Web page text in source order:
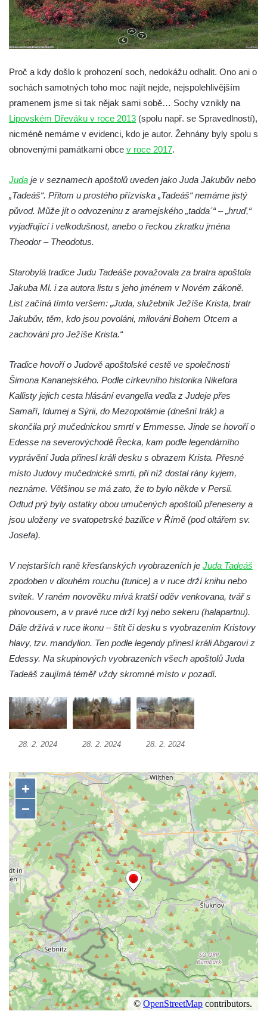
Socha Krista klesajícího pod křížem u
kostela svatého Mikuláše v Českých
Budějovicích
kostela svaté Rodiny v Českých
Budějovicích
Socha Tornádo v parku na Senovážném
Sousoší Humanoidi na Lannově třídě v
Českých Budějovicích
Pomník Vojtěcha Adalberta Lanny v parku
Na Sadech v Českých Budějovicích
Památník Otokara Mokrého v parku Na
Sadech v Českých Budějovicích
Pražské třídě v Českých Budějovicích
Socha Civilizovaní na Husově třídě v
Českých Budějovicích
Socha svatého Jana Nepomuckého Na
Sadech u Mlýnské stoky v Českých
Socha svatého Vincence Ferrerského na
nádvoří kláštera dominikánů v Českých
kláštera dominikánů v Českých
Budějovicích
Socha svatého Josefa na nádvoří kláštera
dominikánů v Českých Budějovicích
dominikánů v Českých Budějovicích
Budějovicích
Sousoší Kalvárie před klášterem
Českých Budějovicích
Semilech
Pamětní deska Tomáše Garrigue Masaryka
na radnici v Českých Budějovicích
Pamětní deska na biskupské rezidenci v
Českých Budějovicích
Pamětní deska Josefa Hloucha na
biskupské rezidenci v Českých
Budějovicích
Socha žáby u rybníčku na Náměstí v
Kamenném Újezdě
Pamětní kámen družebních obcí Kamenný
Újezd a Krauchthal v parku na Náměstí v
Kamenném Újezdě
Socha na náměstí J. V. Kamarýta ve
Proč a kdy došlo k prohození soch, nedokážu odhalit. Ono ani o
sochách samotných toho moc najít nejde, nejspolehlivějším
pramenem jsme si tak nějak sami sobě… Sochy vznikly na
Lipovském Dřeváku v roce 2013 (spolu např. se Spravedlností),
nicméně nemáme v evidenci, kdo je autor. Žehnány byly spolu s
obnovenými památkami obce v roce 2017.
Juda je v seznamech apoštolů uveden jako Juda Jakubův nebo
„Tadeáš“. Přitom u prostého přízviska „Tadeáš“ nemáme jistý
původ. Může jít o odvozeninu z aramejského „tadda´“ – „hruď,“
vyjadřující i velkodušnost, anebo o řeckou zkratku jména
Theodor – Theodotus.
Starobylá tradice Judu Tadeáše považovala za bratra apoštola
Jakuba Ml. i za autora listu s jeho jménem v Novém zákoně.
List začíná tímto veršem: „Juda, služebník Ježíše Krista, bratr
Jakubův, těm, kdo jsou povoláni, milováni Bohem Otcem a
zachováni pro Ježíše Krista.“
Tradice hovoří o Judově apoštolské cestě ve společnosti
Šimona Kananejského. Podle církevního historika Nikefora
Kallisty jejich cesta hlásání evangelia vedla z Judeje přes
Samaří, Idumej a Sýrii, do Mezopotámie (dnešní Irák) a
skončila prý mučednickou smrtí v Emmesse. Jinde se hovoří o
Edesse na severovýchodě Řecka, kam podle legendárního
vyprávění Juda přinesl králi desku s obrazem Krista. Přesné
místo Judovy mučednické smrti, při níž dostal rány kyjem,
neznáme. Většinou se má zato, že to bylo někde v Persii.
Odtud prý byly ostatky obou umučených apoštolů přeneseny a
jsou uloženy ve svatopetrské bazilice v Římě (pod oltářem sv.
Josefa).
V nejstarších raně křesťanských vyobrazeních je Juda Tadeáš
zpodoben v dlouhém rouchu (tunice) a v ruce drží knihu nebo
svitek. V raném novověku mívá kratší oděv venkovana, tvář s
plnovousem, a v pravé ruce drží kyj nebo sekeru (halapartnu).
Dále držívá v ruce ikonu – štít či desku s vyobrazením Kristovy
hlavy, tzv. mandylion. Ten podle legendy přinesl králi Abgarovi z
Edessy. Na skupinových vyobrazeních všech apoštolů Juda
Tadeáš zaujímá téměř vždy skromné místo v pozadí.
28. 2. 2024 28. 2. 2024 28. 2. 2024